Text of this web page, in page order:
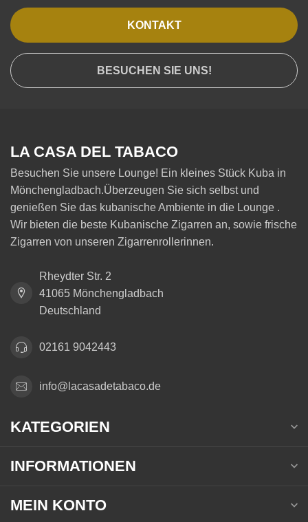
KONTAKT
BESUCHEN SIE UNS!
LA CASA DEL TABACO
Besuchen Sie unsere Lounge! Ein kleines Stück Kuba in
Mönchengladbach.Überzeugen Sie sich selbst und
genießen Sie das kubanische Ambiente in die Lounge .
Wir bieten die beste Kubanische Zigarren an, sowie frische
Zigarren von unseren Zigarrenrollerinnen.
Rheydter Str. 2
41065 Mönchengladbach
Deutschland
02161 9042443
info@lacasadetabaco.de
KATEGORIEN
INFORMATIONEN
MEIN KONTO